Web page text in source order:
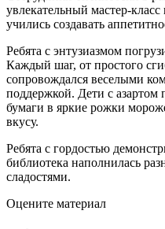
увлекательный мастер-
учились создавать
Ребята с энтузиазмом
Каждый шаг, от простого
сопровождался веселыми
поддержкой. Дети с
бумаги в яркие рожки
вкусу.
Ребята с гордостью
библиотека наполнилась
сладостями.
Оцените материал